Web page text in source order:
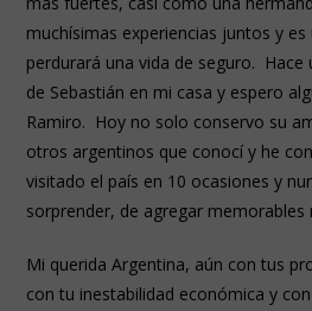
muchísimas experiencias juntos y es
perdurará una vida de seguro. Hace
de Sebastián en mi casa y espero
Ramiro. Hoy no solo conservo su
otros argentinos que conocí y he
visitado el país en 10 ocasiones y
sorprender, de agregar memorables
Mi querida Argentina, aún con tus
con tu inestabilidad económica y